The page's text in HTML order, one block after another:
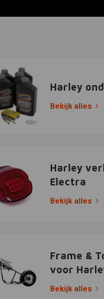
Harley
Bekijk alles
Harley
Electra
Bekijk alles
Frame &
voor
Bekijk alles